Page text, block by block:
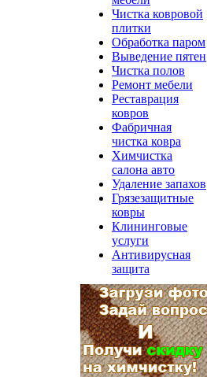
Чистка ковровой
плитки
Обработка паром
Выведение пятен
Чистка полов
Ремонт мебели
Реставрация
ковров
Фабричная
чистка ковра
Химчистка
салона авто
Удаление запахов
Грязезащитные
ковры
Клининговые
услуги
Антивирусная
защита